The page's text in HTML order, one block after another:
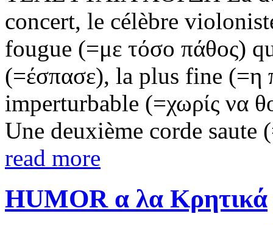
concert, le célèbre
fougue (=με τόσο πάθος)
(=έσπασε), la plus fine (=η
imperturbable (=χωρίς να
Une deuxième corde saute
read more
HUMOR α λα Κρητικά